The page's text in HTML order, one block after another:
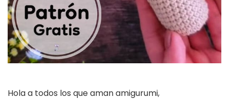
Hola a todos los que aman amigurumi,